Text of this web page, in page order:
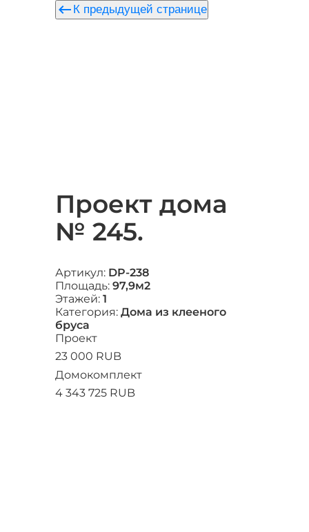
keyboard_backspace К предыдущей странице
Проект дома
№ 245.
Артикул: DP-238
Площадь: 97,9м2
Этажей: 1
Категория: Дома из клееного
бруса
Проект
23 000 RUB
Домокомплект
4 343 725 RUB